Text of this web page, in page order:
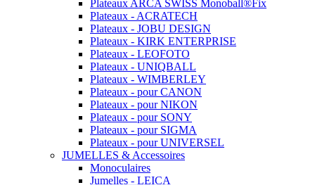
Plateaux ARCA SWISS Monoball®Fix
Plateaux - ACRATECH
Plateaux - JOBU DESIGN
Plateaux - KIRK ENTERPRISE
Plateaux - LEOFOTO
Plateaux - UNIQBALL
Plateaux - WIMBERLEY
Plateaux - pour CANON
Plateaux - pour NIKON
Plateaux - pour SONY
Plateaux - pour SIGMA
Plateaux - pour UNIVERSEL
JUMELLES & Accessoires
Monoculaires
Jumelles - LEICA